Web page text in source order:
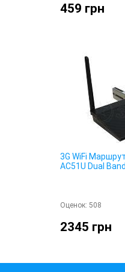
459 грн
3G WiFi
AC51U Dual Band
Оценок: 508
2345 грн